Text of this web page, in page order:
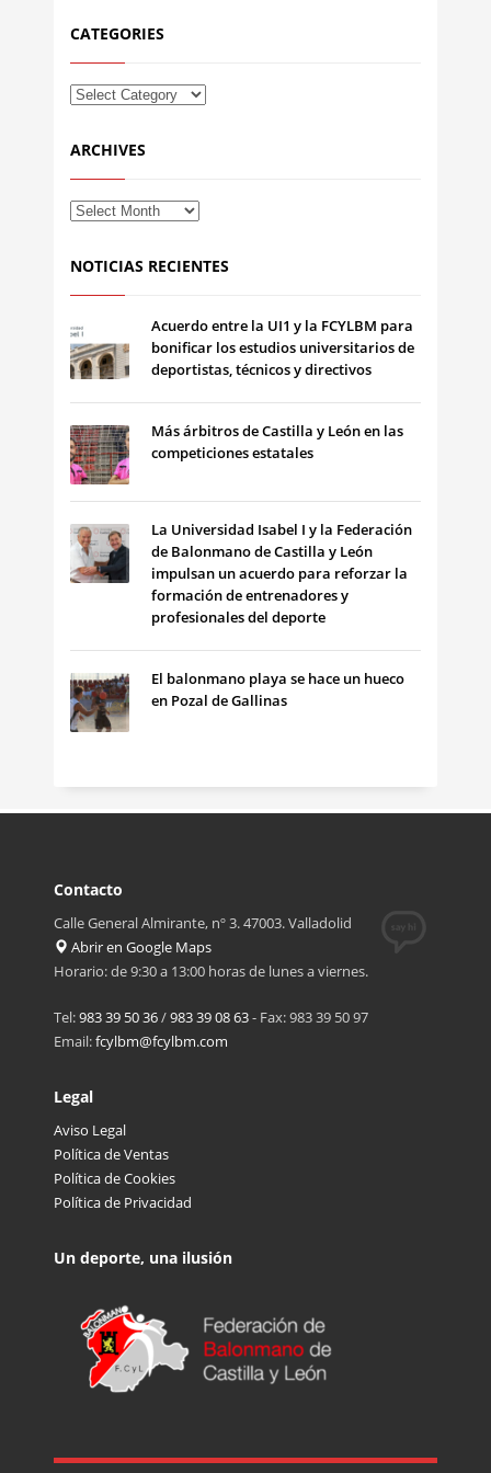
CATEGORIES
ARCHIVES
NOTICIAS RECIENTES
Acuerdo entre la UI1 y la FCYLBM para
bonificar los estudios universitarios de
deportistas, técnicos y directivos
Más árbitros de Castilla y León en las
competiciones estatales
La Universidad Isabel I y la Federación
de Balonmano de Castilla y León
impulsan un acuerdo para reforzar la
formación de entrenadores y
profesionales del deporte
El balonmano playa se hace un hueco
en Pozal de Gallinas
Contacto
Calle General Almirante, nº 3. 47003. Valladolid
Abrir en Google Maps
Horario: de 9:30 a 13:00 horas de lunes a viernes.
Tel:983 39 50 36/983 39 08 63- Fax: 983 39 50 97
Email:fcylbm@fcylbm.com
Legal
Aviso Legal
Política de Ventas
Política de Cookies
Política de Privacidad
Un deporte, una ilusión